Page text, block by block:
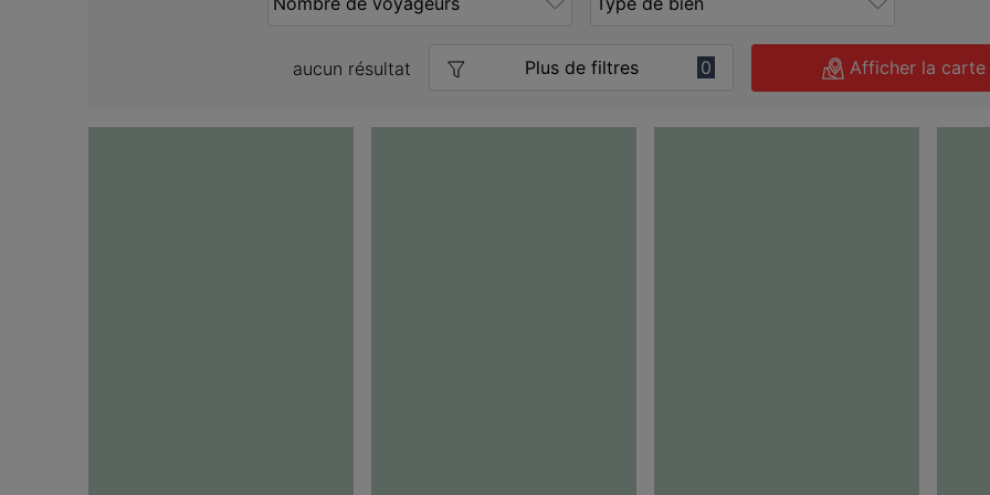
aucun résultat Plus de filtres 0 Afficher la carte